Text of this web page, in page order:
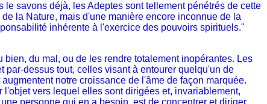
savons déjà, les Adeptes sont tellement pénétrés de cette
la Nature, mais d'une manière encore inconnue de la
inhérente à l'exercice des pouvoirs spirituels."
du mal, ou de les rendre totalement inopérantes. Les
dessus tout, celles visant à entourer quelqu'un de
notre croissance de l'âme de façon marquée.
vers lequel elles sont dirigées et, invariablement,